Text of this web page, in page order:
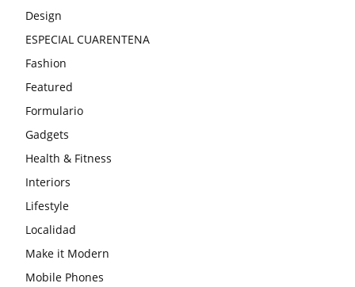
Design
ESPECIAL CUARENTENA
Fashion
Featured
Formulario
Gadgets
Health & Fitness
Interiors
Lifestyle
Localidad
Make it Modern
Mobile Phones